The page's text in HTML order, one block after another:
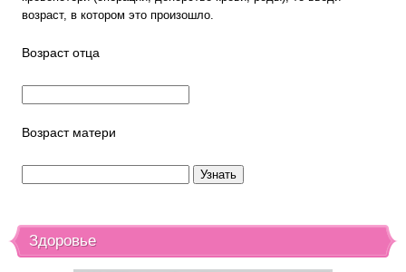
возраст, в котором это произошло.
Возраст отца
Возраст матери
Здоровье